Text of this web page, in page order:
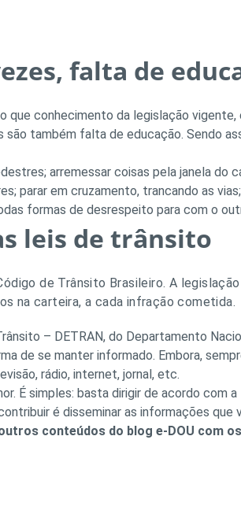
falta de
que conhecimento da legislação vigente,
também falta de educação. Sendo
arremessar coisas pela janela do
parar em cruzamento, trancando as
formas de desrespeito para com o
leis de trânsito
de Trânsito Brasileiro. A
na carteira, a cada infração cometida.
– DETRAN, do Departamento
de se manter informado. Embora,
rádio, internet, jornal, etc.
É simples: basta dirigir de acordo com
é disseminar as informações que
conteúdos do blog e-DOU com